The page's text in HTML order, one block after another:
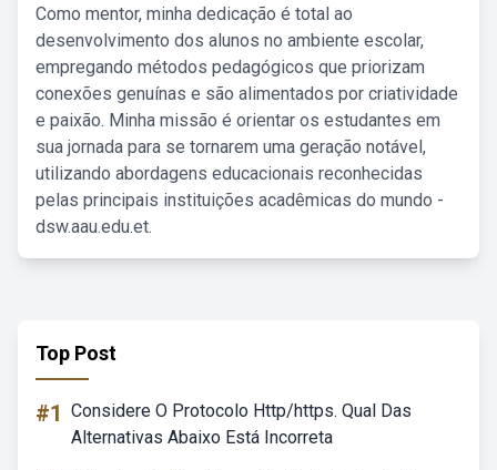
Como mentor, minha dedicação é total ao
desenvolvimento dos alunos no ambiente escolar,
empregando métodos pedagógicos que priorizam
conexões genuínas e são alimentados por criatividade
e paixão. Minha missão é orientar os estudantes em
sua jornada para se tornarem uma geração notável,
utilizando abordagens educacionais reconhecidas
pelas principais instituições acadêmicas do mundo -
dsw.aau.edu.et.
Top Post
#1 Considere O Protocolo Http/https. Qual Das
Alternativas Abaixo Está Incorreta